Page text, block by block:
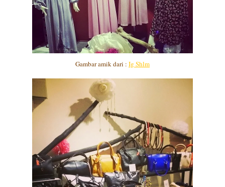
Gambar amik dari : Ig Shlm